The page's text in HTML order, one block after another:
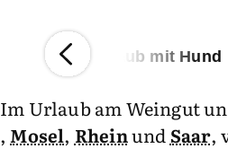
Urlaub mit Hund
Im Urlaub am Weingut
,Mosel, RheinundSaar,